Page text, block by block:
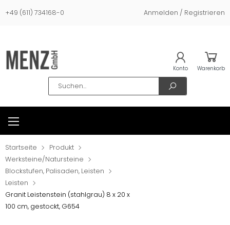
+49 (611) 734168-0 Anmelden / Registrieren
Search
Konto Warenkorb
Startseite
Produkt
Werksteine/Natursteine
Blockstufen, Palisaden, Leisten
Leisten
Granit Leistenstein (stahlgrau) 8 x 20 x
100 cm, gestockt, G654